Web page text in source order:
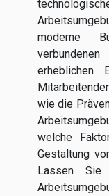
moderne
erheblichen
wie die
welche
Gestaltung
Lassen